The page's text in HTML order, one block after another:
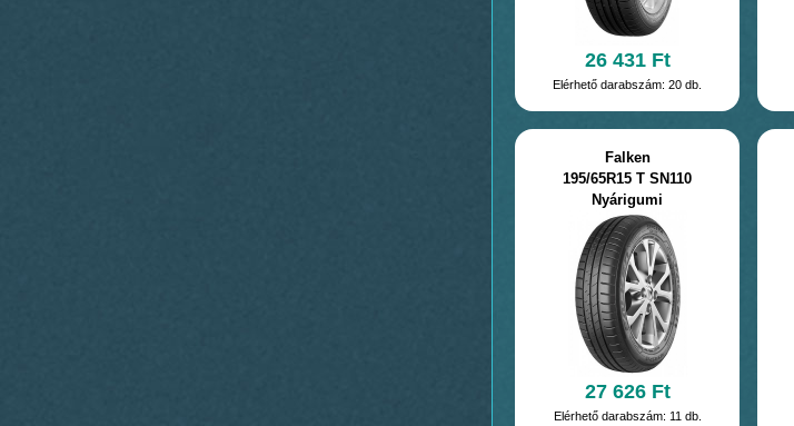
26 431 Ft
Elérhető darabszám: 20 db.
Falken
195/65R15 T SN110
Nyárigumi
27 626 Ft
Elérhető darabszám: 11 db.